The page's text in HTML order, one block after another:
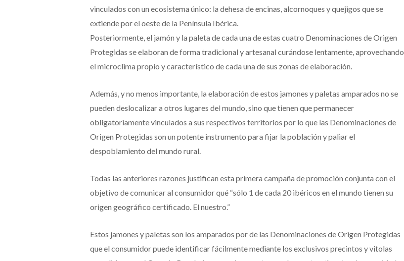
vinculados con un ecosistema único: la dehesa de encinas, alcornoques y quejigos que se
extiende por el oeste de la Península Ibérica.
Posteriormente, el jamón y la paleta de cada una de estas cuatro Denominaciones de Origen
Protegidas se elaboran de forma tradicional y artesanal curándose lentamente, aprovechando
el microclima propio y característico de cada una de sus zonas de elaboración.
Además, y no menos importante, la elaboración de estos jamones y paletas amparados no se
pueden deslocalizar a otros lugares del mundo, sino que tienen que permanecer
obligatoriamente vinculados a sus respectivos territorios por lo que las Denominaciones de
Origen Protegidas son un potente instrumento para fijar la población y paliar el
despoblamiento del mundo rural.
Todas las anteriores razones justifican esta primera campaña de promoción conjunta con el
objetivo de comunicar al consumidor qué “sólo 1 de cada 20 ibéricos en el mundo tienen su
origen geográfico certificado. El nuestro.”
Estos jamones y paletas son los amparados por de las Denominaciones de Origen Protegidas
que el consumidor puede identificar fácilmente mediante los exclusivos precintos y vitolas